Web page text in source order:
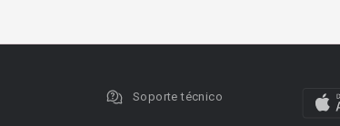
Soporte técnico